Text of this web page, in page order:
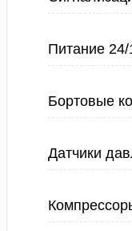
Питание 24/
Бортовые
Датчики